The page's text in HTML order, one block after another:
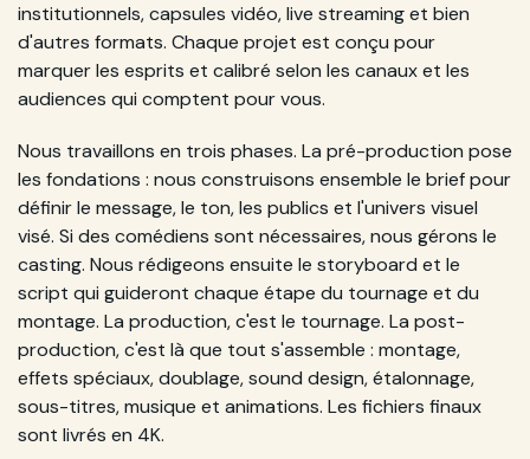
institutionnels, capsules vidéo, live streaming et bien
d'autres formats. Chaque projet est conçu pour
marquer les esprits et calibré selon les canaux et les
audiences qui comptent pour vous.
Nous travaillons en trois phases. La pré-production pose
les fondations : nous construisons ensemble le brief pour
définir le message, le ton, les publics et l'univers visuel
visé. Si des comédiens sont nécessaires, nous gérons le
casting. Nous rédigeons ensuite le storyboard et le
script qui guideront chaque étape du tournage et du
montage. La production, c'est le tournage. La post-
production, c'est là que tout s'assemble : montage,
effets spéciaux, doublage, sound design, étalonnage,
sous-titres, musique et animations. Les fichiers finaux
sont livrés en 4K.